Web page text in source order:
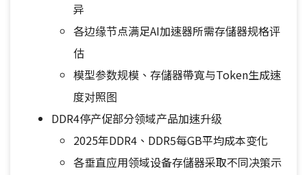
异
各边缘节点满足AI加速器所需存儲器规格评
估
模型参数规模、存儲器帶寬与Token生成速
度对照图
DDR4停产促部分领域产品加速升级
2025年DDR4、DDR5每GB平均成本变化
各垂直应用领域设备存儲器采取不同决策示